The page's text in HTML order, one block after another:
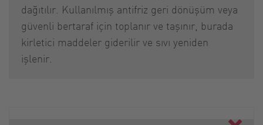
dağıtılır. Kullanılmış antifriz geri dönüşüm veya
güvenli bertaraf için toplanır ve taşınır, burada
kirletici maddeler giderilir ve sıvı yeniden
işlenir.